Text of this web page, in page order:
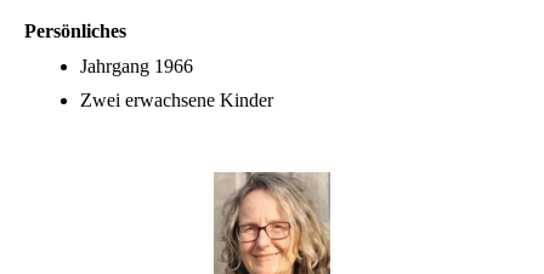
Persönliches
Jahrgang 1966
Zwei erwachsene Kinder